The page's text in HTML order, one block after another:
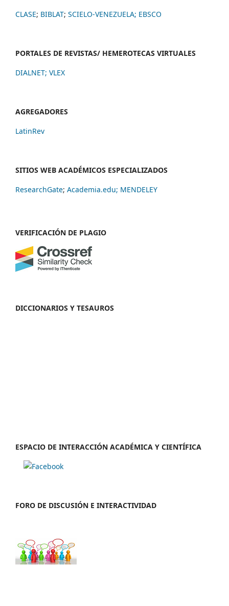
CLASE; BIBLAT; SCIELO-VENEZUELA; EBSCO
PORTALES DE REVISTAS/ HEMEROTECAS VIRTUALES
DIALNET; VLEX
AGREGADORES
LatinRev
SITIOS WEB ACADÉMICOS ESPECIALIZADOS
ResearchGate; Academia.edu; MENDELEY
VERIFICACIÓN DE PLAGIO
DICCIONARIOS Y TESAUROS
ESPACIO DE INTERACCIÓN ACADÉMICA Y CIENTÍFICA
FORO DE DISCUSIÓN E INTERACTIVIDAD